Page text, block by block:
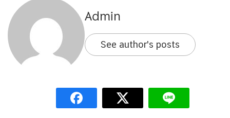
Admin
See author's posts